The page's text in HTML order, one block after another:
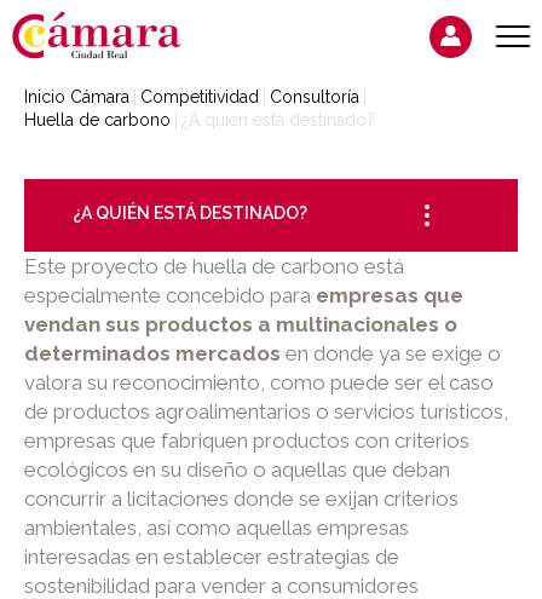
Inicio Cámara Competitividad
Consultoría
Huella de carbono
¿A quién está destinado?
¿A QUIÉN ESTÁ DESTINADO?
Este proyecto de huella de carbono está
especialmente concebido para empresas que
vendan sus productos a multinacionales o
determinados mercados en donde ya se exige o
valora su reconocimiento, como puede ser el caso
de productos agroalimentarios o servicios turísticos,
empresas que fabriquen productos con criterios
ecológicos en su diseño o aquellas que deban
concurrir a licitaciones donde se exijan criterios
ambientales, así como aquellas empresas
interesadas en establecer estrategias de
sostenibilidad para vender a consumidores